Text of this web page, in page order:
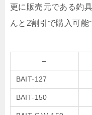
更に販売元である釣
んと2割引で購入可能
–
BAIT-127
BAIT-150